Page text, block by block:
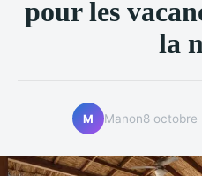
pour les
la
M Manon8 octobre